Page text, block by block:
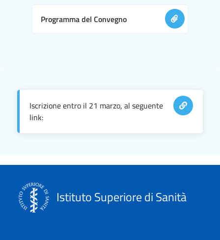
Programma del Convegno
Iscrizione entro il 21 marzo, al seguente
link:
Istituto Superiore di Sanità